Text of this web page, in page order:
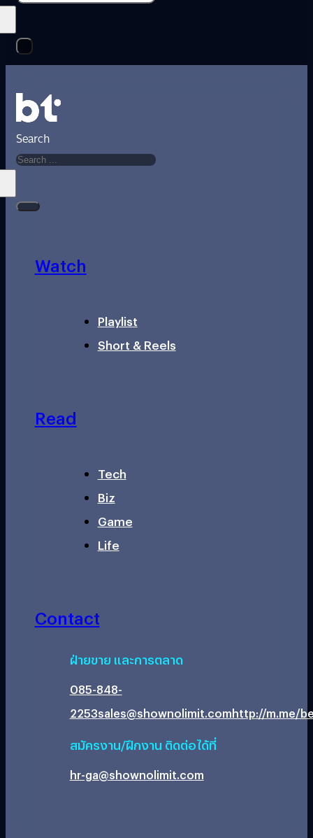
Search
Watch
Playlist
Short & Reels
Read
Tech
Biz
Game
Life
Contact
ฝ่ายขาย และการตลาด
085-848-
2253sales@shownolimit.comhttp://m.me/
สมัครงาน/ฝึกงาน ติดต่อได้ที่
hr-ga@shownolimit.com